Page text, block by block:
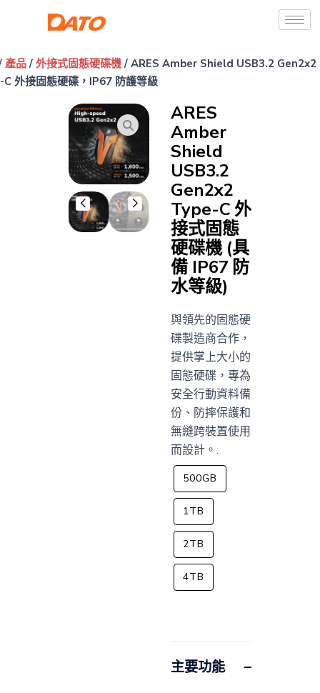
產品/外接式固態硬碟機/ ARES Amber Shield USB3.2 Gen2x2
外接固態硬碟，IP67 防護等級
ARES
Amber
Shield
USB3.2
Gen2x2
Type-C 外
接式固態
硬碟機 (具
備 IP67 防
水等級)
與領先的固態硬
碟製造商合作，
提供掌上大小的
固態硬碟，專為
安全行動資料備
份、防摔保護和
無縫跨裝置使用
而設計。.
500GB
1TB
2TB
4TB
主要功能